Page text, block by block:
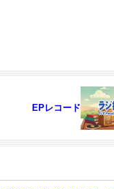
EPレコード